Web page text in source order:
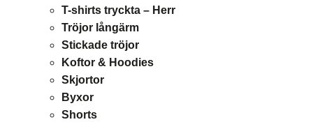
T-shirts tryckta – Herr
Tröjor långärm
Stickade tröjor
Koftor & Hoodies
Skjortor
Byxor
Shorts